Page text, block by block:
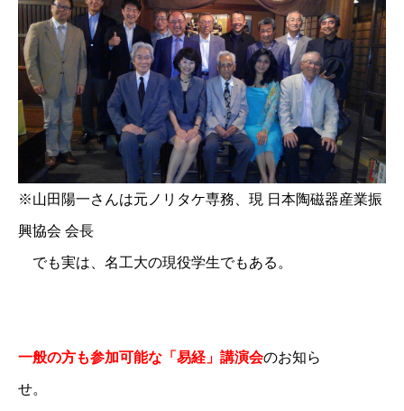
※山田陽一さんは元ノリタケ専務、現 日本陶磁器産業振
興協会 会長
でも実は、名工大の現役学生でもある。
一般の方も参加可能な「易経」講演会のお知ら
せ。